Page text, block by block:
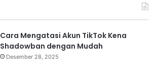
Cara Mengatasi Akun TikTok Kena
Shadowban dengan Mudah
Desember 28, 2025